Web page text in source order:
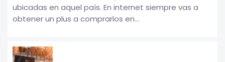
ubicadas en aquel país. En internet siempre vas a
obtener un plus a comprarlos en...